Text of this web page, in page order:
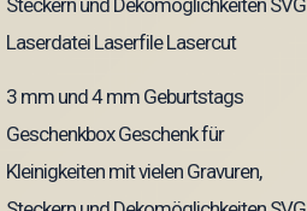
3 mm und 4 mm Geburtstags
Geschenkbox Geschenk für
Kleinigkeiten mit vielen Gravuren,